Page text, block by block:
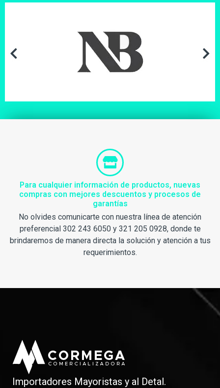
Para cualquier información de productos, nuevas
compras con mejores descuentos y procesos de
garantías
No olvides comunicarte con nuestra línea de atención
preferencial 302 243 6050 y 321 205 0928, donde te
brindaremos de manera directa la solución y atención a tus
requerimientos.
Importadores Mayoristas y al Detal.